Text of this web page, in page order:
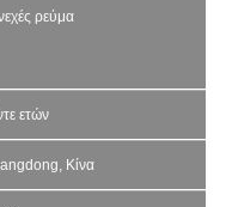
ρεύμα
ετών
Κίνα